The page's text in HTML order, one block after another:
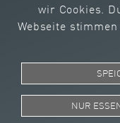
Inklusiver
Arbeitsplatz
Technologie
wir Cookies.
Webseite
NUR